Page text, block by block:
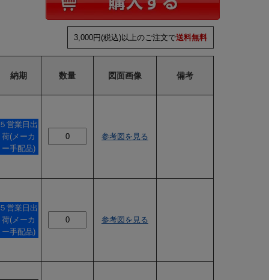
3,000円(税込)以上のご注文で送料無料
納期 数量 図面画像 備考
営業日出
荷(メーカ
ー手配品)
参考図を見る
営業日出
荷(メーカ
ー手配品)
参考図を見る